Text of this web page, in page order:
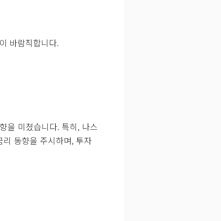
바람직합니다.
을 미쳤습니다. 특히, 나스
동향을 주시하며, 투자